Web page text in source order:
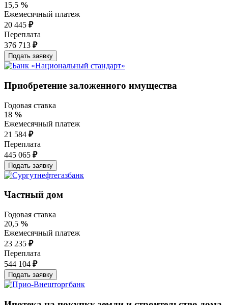
15,5 %
Ежемесячный платеж
20 445 ₽
Переплата
376 713 ₽
Приобретение заложенного имущества
Годовая ставка
18 %
Ежемесячный платеж
21 584 ₽
Переплата
445 065 ₽
Частный дом
Годовая ставка
20,5 %
Ежемесячный платеж
23 235 ₽
Переплата
544 104 ₽